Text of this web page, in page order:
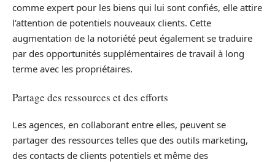
comme expert pour les biens qui lui sont confiés, elle attire
l’attention de potentiels nouveaux clients. Cette
augmentation de la notoriété peut également se traduire
par des opportunités supplémentaires de travail à long
terme avec les propriétaires.
Partage des ressources et des efforts
Les agences, en collaborant entre elles, peuvent se
partager des ressources telles que des outils marketing,
des contacts de clients potentiels et même des